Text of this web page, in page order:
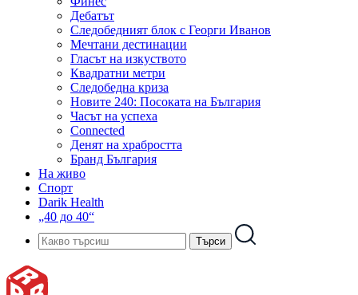
Дебатът
Следобедният блок с Георги Иванов
Мечтани дестинации
Гласът на изкуството
Квадратни метри
Следобедна криза
Новите 240: Посоката на България
Часът на успеха
Connected
Денят на храбростта
Бранд България
На живо
Спорт
Darik Health
„40 до 40“